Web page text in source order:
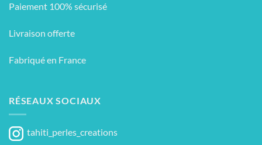
Paiement 100% sécurisé
Livraison offerte
Fabriqué en France
RÉSEAUX SOCIAUX
tahiti_perles_creations